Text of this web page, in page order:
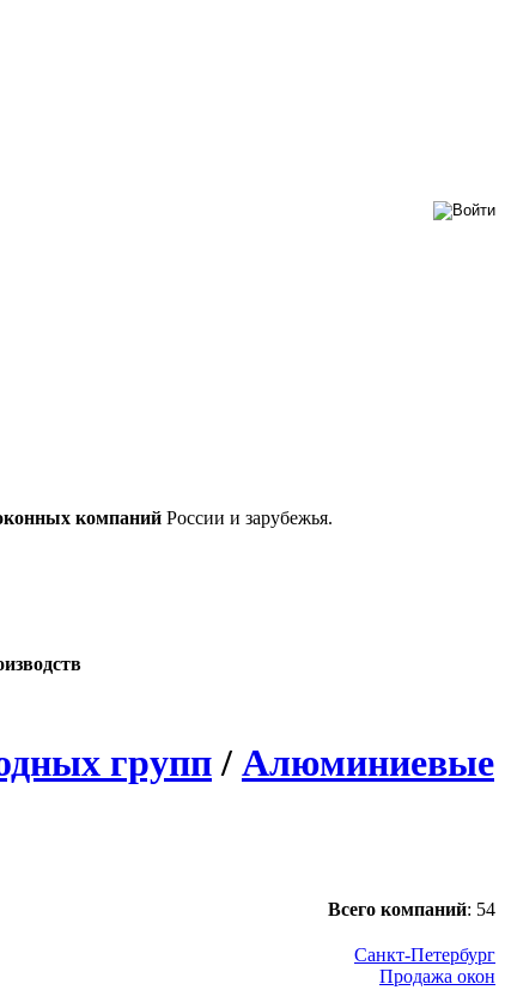
компаний России и зарубежья.
групп / Алюминиевые
Всего компаний: 54
Санкт-Петербург
Продажа окон